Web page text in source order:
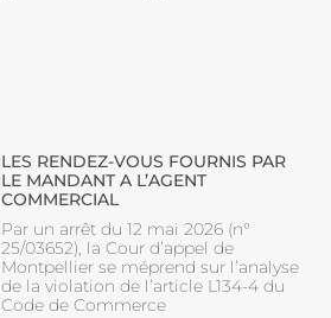
LES RENDEZ-VOUS FOURNIS PAR
LE MANDANT A L’AGENT
COMMERCIAL
Par un arrêt du 12 mai 2026 (n°
25/03652), la Cour d’appel de
Montpellier se méprend sur l’analyse
de la violation de l’article L134-4 du
Code de Commerce